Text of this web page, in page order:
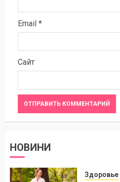
Email *
Сайт
НОВИНИ
Здоровье